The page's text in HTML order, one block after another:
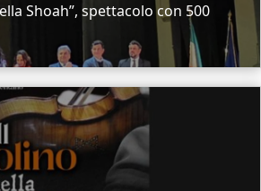
Shoah”, spettacolo con 500